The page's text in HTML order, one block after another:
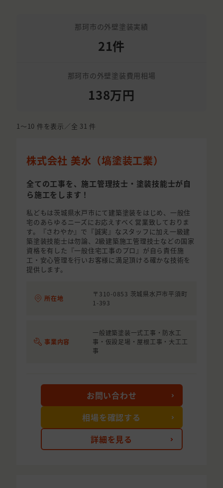
那珂市の外壁塗装実績
21件
那珂市の外壁塗装費用相場
138万円
1〜10 件を表示／全 31 件
株式会社 美水（塙塗装工業）
全ての工事を、施工管理技士・塗装技能士が自
ら施工をします！
私どもは茨城県水戸市にて建築塗装をはじめ、一般住
宅のあらゆるニーズにお応えすべく営業致しておりま
す。『さわやか』で『誠実』なスタッフに加え一級建
築塗装技能士は勿論、2級建築施工管理技士などの国家
資格を有した『一般住宅工事のプロ』が自ら責任施
工・安心管理を行いお客様に満足頂ける確かな技術を
提供します。
所在地
〒310-0853 茨城県水戸市平須町
1-393
事業内容
一般建築塗装一式工事・防水工
事・仮設足場・屋根工事・大工工
事
詳細を見る
お問い合わせ
相場を確認する